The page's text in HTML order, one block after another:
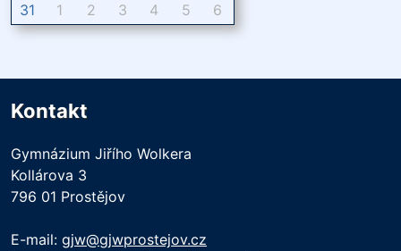
31
1 2 3 4 5 6
Kontakt
Gymnázium Jiřího Wolkera
Kollárova 3
796 01 Prostějov
E-mail: gjw@gjwprostejov.cz